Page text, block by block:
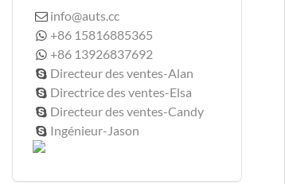
 info@auts.cc
 +86 15816885365
 +86 13926837692
 Directeur des ventes-Alan
 Directrice des ventes-Elsa
 Directeur des ventes-Candy
 Ingénieur-Jason